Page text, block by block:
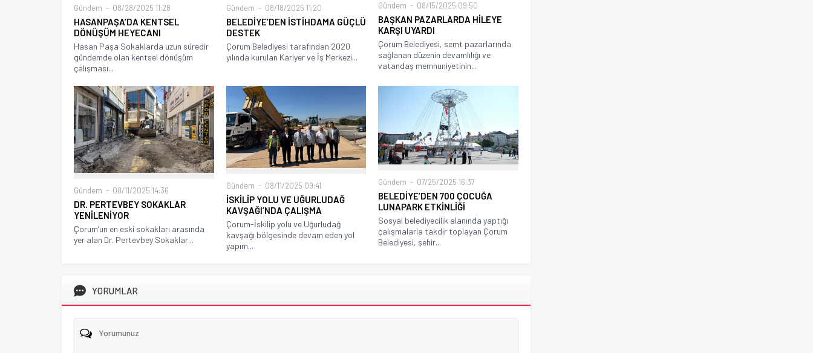
Gündem 08/28/2025 11:28
HASANPAŞA’DA KENTSEL
DÖNÜŞÜM HEYECANI
Hasan Paşa Sokaklarda uzun süredir
gündemde olan kentsel dönüşüm
çalışması...
Gündem 08/18/2025 11:20
BELEDİYE’DEN İSTİHDAMA GÜÇLÜ
DESTEK
Çorum Belediyesi tarafından 2020
yılında kurulan Kariyer ve İş Merkezi...
Gündem 08/15/2025 09:50
BAŞKAN PAZARLARDA HİLEYE
KARŞI UYARDI
Çorum Belediyesi, semt pazarlarında
sağlanan düzenin devamlılığı ve
vatandaş memnuniyetinin...
Gündem 08/11/2025 14:36
DR. PERTEVBEY SOKAKLAR
YENİLENİYOR
Çorum’un en eski sokakları arasında
yer alan Dr. Pertevbey Sokaklar...
Gündem 08/11/2025 09:41
İSKİLİP YOLU VE UĞURLUDAĞ
KAVŞAĞI’NDA ÇALIŞMA
Çorum-İskilip yolu ve Uğurludağ
kavşağı bölgesinde devam eden yol
yapım...
Gündem 07/25/2025 16:37
BELEDİYE’DEN 700 ÇOCUĞA
LUNAPARK ETKİNLİĞİ
Sosyal belediyecilik alanında yaptığı
çalışmalarla takdir toplayan Çorum
Belediyesi, şehir...
YORUMLAR